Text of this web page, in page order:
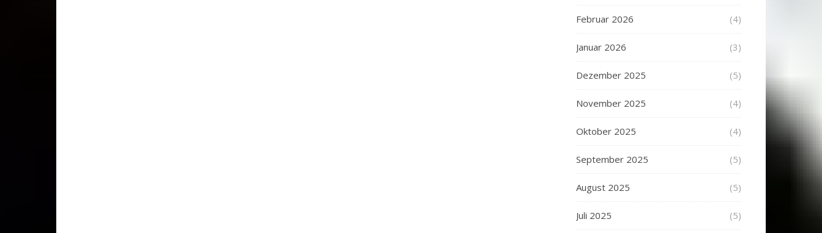
Februar 2026 (4)
Januar 2026 (3)
Dezember 2025 (5)
November 2025 (4)
Oktober 2025 (4)
September 2025 (5)
August 2025 (5)
Juli 2025 (5)